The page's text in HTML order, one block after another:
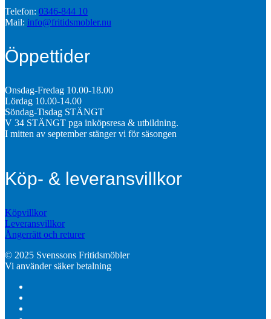
Telefon: 0346-844 10
Mail: info@fritidsmobler.nu
Öppettider
Onsdag-Fredag 10.00-18.00
Lördag 10.00-14.00
Söndag-Tisdag STÄNGT
V 34 STÄNGT pga inköpsresa & utbildning.
I mitten av september stänger vi för säsongen
Köp- & leveransvillkor
Köpvillkor
Leveransvillkor
Ångerrätt och returer
© 2025 Svenssons Fritidsmöbler
Vi använder säker betalning